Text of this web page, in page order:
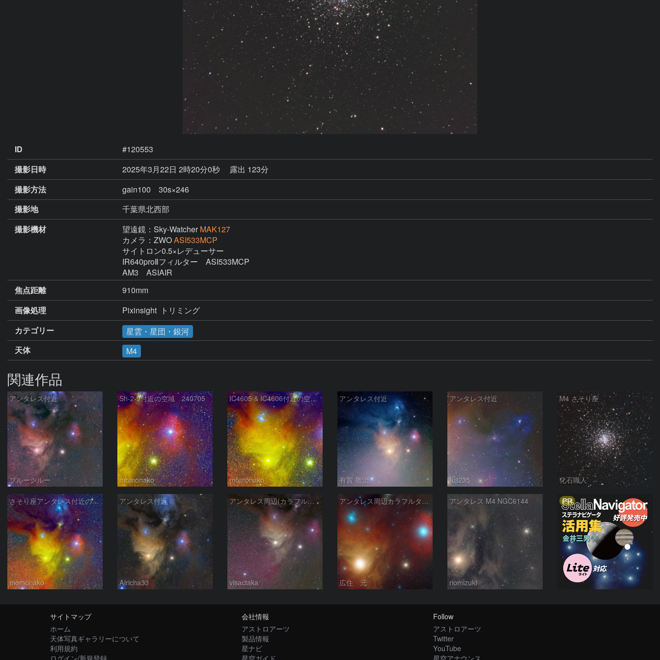
ID
#120553
撮影日時
2025年3月22日 2時20分0秒
露出 123分
撮影方法
gain100 30s×246
撮影地
千葉県北西部
撮影機材
望遠鏡：Sky-Watcher MAK127
カメラ：ZWOASI533MCP
サイトロン0.5×レデューサー
IR640proⅡフィルター　ASI533MCP
AM3　ASIAIR
焦点距離
910mm
画像処理
Pixinsight  トリミング
カテゴリー
星雲・星団・銀河
天体
M4
関連作品
アンタレス付近
ブルーシルー
Sh-2-9付近の空域 240705
momonako
IC4605 & IC4606付近の空域 240705
momonako
アンタレス付近
有賀 敬治
アンタレス付近
fuji235
M4 さそり座
化石職人
さそり座アンタレス付近の散光星雲 240705
momonako
アンタレス付近
Alricha33
アンタレス周辺(カラフルタウン)
visactaka
アンタレス周辺カラフルタウン
広住 元
アンタレス M4 NGC6144
riomizuki
PR
サイトマップ
ホーム
天体写真ギャラリーについて
利用規約
会社情報
アストロアーツ
製品情報
星ナビ
Follow
アストロアーツ
Twitter
YouTube